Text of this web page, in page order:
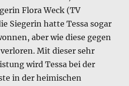
Flora Weck (TV
Siegerin hatte Tessa sogar
aber wie diese gegen
Mit dieser sehr
wird Tessa bei der
in der heimischen